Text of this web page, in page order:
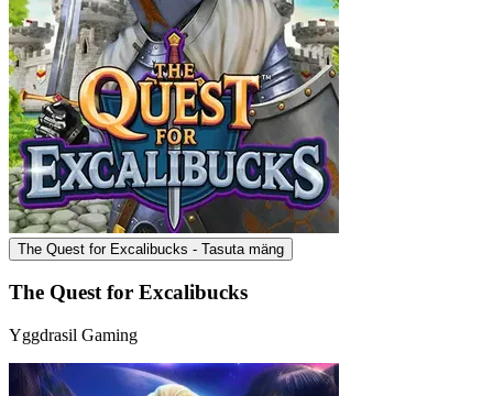
The Quest for Excalibucks - Tasuta mäng
The Quest for Excalibucks
Yggdrasil Gaming